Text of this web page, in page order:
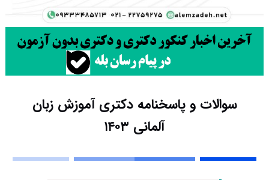
سوالات و پاسخنامه دکتری آموزش زبان
آلمانی ۱۴۰۳